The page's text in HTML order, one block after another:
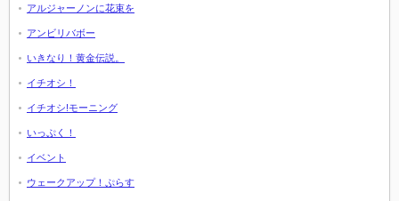
アルジャーノンに花束を
アンビリバボー
いきなり！黄金伝説。
イチオシ！
イチオシ!モーニング
いっぷく！
イベント
ウェークアップ！ぷらす